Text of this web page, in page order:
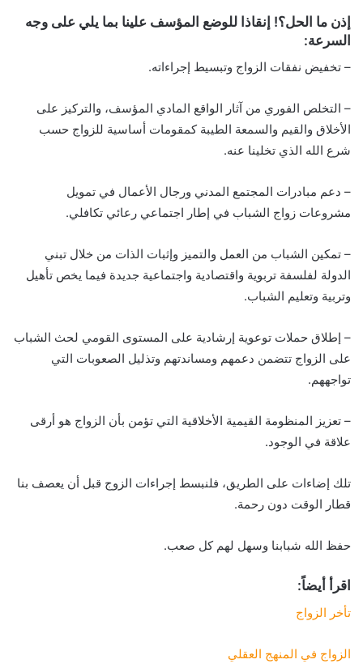
إذن ما الحل؟! إنقاذا للوضع المؤسف علينا بما يلي على وجه
السرعة:
– تخفيض نفقات الزواج وتبسيط إجراءاته.
– التخلص الفوري من آثار الواقع المادي المؤسف، والتركيز على
الأخلاق والقيم والسمعة الطيبة كمقومات أساسية للزواج حسب
شرع الله الذي تخلينا عنه.
– دعم مبادرات المجتمع المدني ورجال الأعمال في تمويل
مشروعات زواج الشباب في إطار اجتماعي رعائي تكافلي.
– تمكين الشباب من العمل والتميز وإثبات الذات من خلال تبني
الدولة لفلسفة تربوية واقتصادية واجتماعية جديدة فيما يخص تأهيل
وتربية وتعليم الشباب.
– إطلاق حملات توعوية إرشادية على المستوى القومي لحث الشباب
على الزواج تتضمن دعمهم ومساندتهم وتذليل الصعوبات التي
تواجههم.
– تعزيز المنظومة القيمية الأخلاقية التي تؤمن بأن الزواج هو أرقى
علاقة في الوجود.
تلك إضاءات على الطريق، فلنبسط إجراءات الزوج قبل أن يعصف بنا
قطار الوقت دون رحمة.
حفظ الله شبابنا وسهل لهم كل صعب.
اقرأ أيضاً:
تأخر الزواج
الزواج في المنهج العقلي